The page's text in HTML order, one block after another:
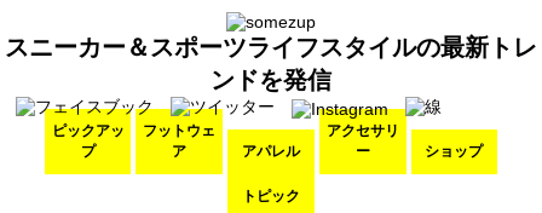
スニーカー＆スポーツライフスタイルの最新トレ
ンドを発信
ピックアッ
プ
フットウェ
ア
アパレル
アクセサリ
ー
ショップ
トピック